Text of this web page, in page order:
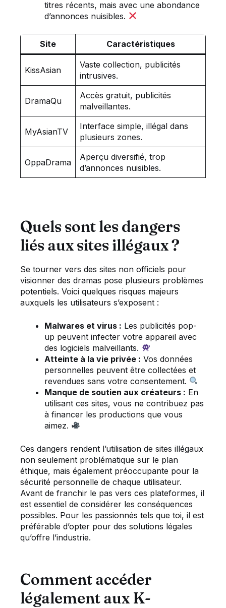
titres récents, mais avec une abondance
d’annonces nuisibles.
Site Caractéristiques
KissAsian
Vaste collection, publicités
intrusives.
DramaQu
Accès gratuit, publicités
malveillantes.
MyAsianTV
Interface simple, illégal dans
plusieurs zones.
OppaDrama
Aperçu diversifié, trop
d’annonces nuisibles.
Quels sont les dangers
liés aux sites illégaux ?
Se tourner vers des sites non officiels pour
visionner des dramas pose plusieurs problèmes
potentiels. Voici quelques risques majeurs
auxquels les utilisateurs s’exposent :
Malwares et virus : Les publicités pop-
up peuvent infecter votre appareil avec
des logiciels malveillants.
Atteinte à la vie privée : Vos données
personnelles peuvent être collectées et
revendues sans votre consentement.
Manque de soutien aux créateurs : En
utilisant ces sites, vous ne contribuez pas
à financer les productions que vous
aimez.
Ces dangers rendent l’utilisation de sites illégaux
non seulement problématique sur le plan
éthique, mais également préoccupante pour la
sécurité personnelle de chaque utilisateur.
Avant de franchir le pas vers ces plateformes, il
est essentiel de considérer les conséquences
possibles. Pour les passionnés tels que toi, il est
préférable d’opter pour des solutions légales
qu’offre l’industrie.
Comment accéder
légalement aux K-